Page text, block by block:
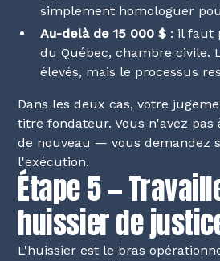
simplement homologuer
Au-delà de 15 000 $ : il faut
du Québec, chambre civile.
élevés, mais le processus
Dans les deux cas, votre
titre fondateur. Vous n'avez pas
de nouveau — vous demandez
l'exécution.
Étape 5 —
huissier de
L'huissier est le bras